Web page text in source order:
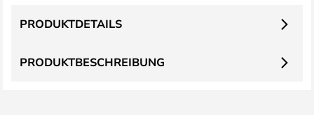
PRODUKTBESCHREIBUNG
PRODUKTDETAILS